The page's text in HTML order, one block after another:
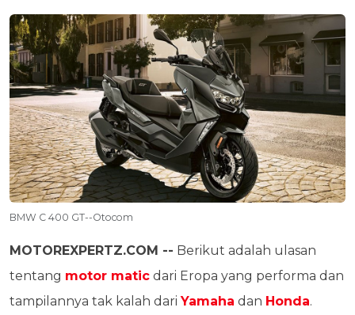
BMW C 400 GT--Otocom
MOTOREXPERTZ.COM -- Berikut adalah ulasan
tentang motor matic dari Eropa yang performa dan
tampilannya tak kalah dariYamaha dan Honda.